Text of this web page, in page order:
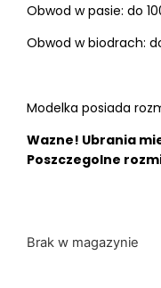
Obwod w pasie: do
Obwod w biodrach:
Modelka posiada
Wazne! Ubrania
Poszczegolne
Brak w magazynie